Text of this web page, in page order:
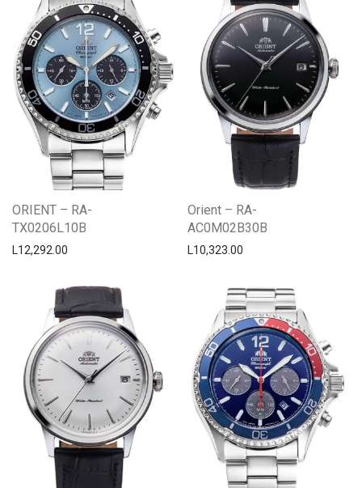
ORIENT – RA-
TX0206L10B
L12,292.00
Orient – RA-
AC0M02B30B
L10,323.00